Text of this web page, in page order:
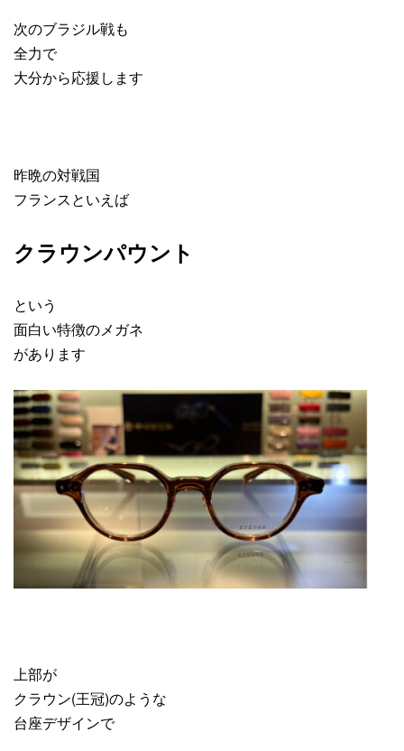
次のブラジル戦も
全力で
大分から応援します
昨晩の対戦国
フランスといえば
クラウンパウント
という
面白い特徴のメガネ
があります
上部が
クラウン(王冠)のような
台座デザインで